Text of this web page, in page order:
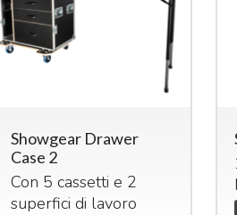
Showgear Drawer
Case 2
Con 5 cassetti e 2
superfici di lavoro